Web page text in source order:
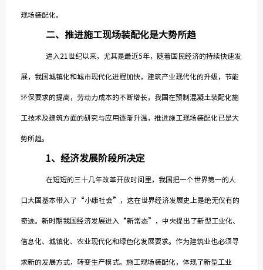
现场装配化。
二、推进施工现场装配化是大势所趋
进入21世纪以来，尤其是最近5年，随着国民经济的持续快速发
展，我国城镇化和城市现代化进程加快，建筑产业现代化的升级，节能
环保要求的提高，劳动力成本的不断增长，我国在预制混凝土装配化施
工技术及建筑方面的研究与应用逐渐升温，推进施工现场装配化已是大
势所趋。
1 、 经济发展阶段所决定
在短短的三十几年改革开放时间里，我国把一个世界第一的人
口大国基本带入了“小康社会”，这在世界经济发展史上是绝无仅有的
奇迹。新时期我国经济发展进入“新常态”，中央提出了新型工业化、
信息化、城镇化、农业现代化和绿色化发展要求。作为建筑业也必须寻
求新的发展方式，转变生产模式。施工现场装配化，体现了新型工业